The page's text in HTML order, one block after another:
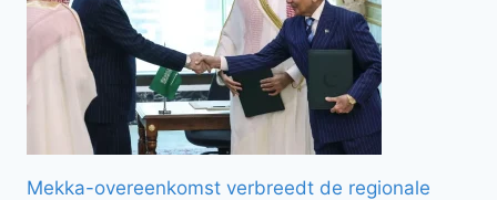
Mekka-overeenkomst verbreedt de regionale